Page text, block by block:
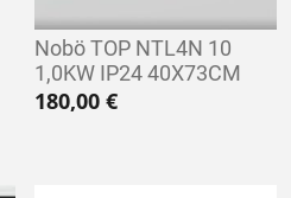
Nobö TOP NTL4N 10
1,0KW IP24 40X73CM
180,00€